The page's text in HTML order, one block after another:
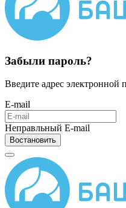
Забыли пароль?
Введите адрес
E-mail
Неправльный E-mail
Востановить